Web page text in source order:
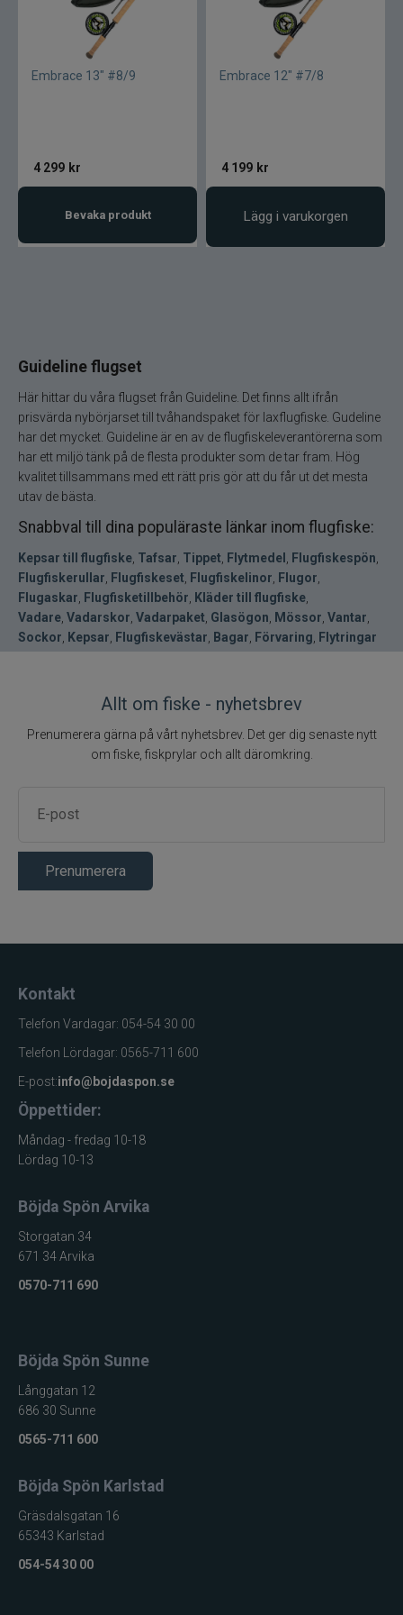
Embrace 13" #8/9
4 299 kr
Bevaka produkt
Embrace 12" #7/8
4 199 kr
Lägg i varukorgen
Guideline flugset
Här hittar du våra flugset från Guideline. Det finns allt ifrån
prisvärda nybörjarset till tvåhandspaket för laxflugfiske. Gudeline
har det mycket. Guideline är en av de flugfiskeleverantörerna som
har ett miljö tänk på de flesta produkter som de tar fram. Hög
kvalitet tillsammans med ett rätt pris gör att du får ut det mesta
utav de bästa.
Snabbval till dina populäraste länkar inom flugfiske:
Kepsar till flugfiske, Tafsar, Tippet, Flytmedel , Flugfiskespön,
Flugfiskerullar, Flugfiskeset, Flugfiskelinor, Flugor,
Flugaskar, Flugfisketillbehör, Kläder till flugfiske,
Vadare, Vadarskor, Vadarpaket, Glasögon, Mössor, Vantar,
Sockor, Kepsar, Flugfiskevästar, Bagar, Förvaring, Flytringar
Allt om fiske - nyhetsbrev
Prenumerera gärna på vårt nyhetsbrev. Det ger dig senaste nytt
om fiske, fiskprylar och allt däromkring.
Prenumerera
Kontakt
Telefon Vardagar: 054-54 30 00
Telefon Lördagar: 0565-711 600
E-post:info@bojdaspon.se
Öppettider:
Måndag - fredag 10-18
Lördag 10-13
Böjda Spön Arvika
Storgatan 34
671 34 Arvika
0570-711 690
Böjda Spön Sunne
Långgatan 12
686 30 Sunne
0565-711 600
Böjda Spön Karlstad
Gräsdalsgatan 16
65343 Karlstad
054-54 30 00